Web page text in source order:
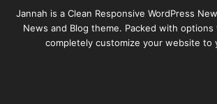
Jannah is a Clean Responsive WordPress
News and Blog theme. Packed with
completely customize your website to